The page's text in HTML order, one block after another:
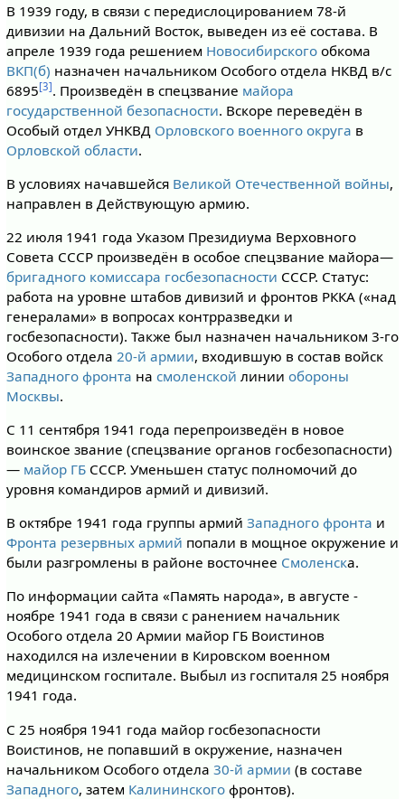
В 1939 году, в связи с передислоцированием 78-й
дивизии на Дальний Восток, выведен из её состава. В
апреле 1939 года решением Новосибирскогообкома
ВКП(б) назначен начальником Особого отдела НКВД в/с
6895[3]. Произведён в спецзвание майора
государственной безопасности. Вскоре переведён в
Особый отдел УНКВД Орловского военного округа в
Орлов­ской области.
В условиях начавшейся Великой Отечественной войны,
направлен в Действующую армию.
22 июля 1941 года Указом Президиума Верховного
Совета СССР произведён в особое спецзвание майора—
бригадного комиссара госбезопасности СССР. Статус:
работа на уровне штабов дивизий и фронтов РККА («над
генералами» в вопросах контрразведки и
госбезопасности). Также был назначен начальником 3-го
Особого отдела 20-й армии, входившую в состав войск
Западного фронта на смоленской линии обороны
Москвы.
C 11 сентября 1941 года перепроизведён в новое
воинское звание (спецзвание органов госбезопасности)
— майор ГБСССР. Уменьшен статус полномочий до
уровня командиров армий и дивизий.
В октябре 1941 года группы армий Западного фронта и
Фронта резервных армий попали в мощное окружение и
были разгромлены в районе восточнее Смоленска.
По информации сайта «Память народа», в августе -
ноябре 1941 года в связи с ранением начальник
Особого отдела 20 Армии майор ГБ Воистинов
находился на излечении в Кировском военном
медицинском госпитале. Выбыл из госпиталя 25 ноября
1941 года.
С 25 ноября 1941 года майор госбезопасности
Воистинов, не попавший в окружение, назначен
начальником Особого отдела 30-й армии (в составе
Западного, затем Калининскогофронтов).